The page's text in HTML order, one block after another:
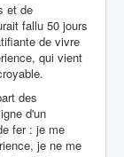
et de
fallu 50 jours
de vivre
qui vient
des
d'un
fer : je me
je ne me